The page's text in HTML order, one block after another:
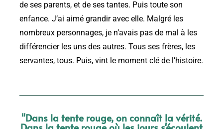
de ses parents, et de ses tantes. Puis toute son
enfance. J’ai aimé grandir avec elle. Malgré les
nombreux personnages, je n’avais pas de mal à les
différencier les uns des autres. Tous ses frères, les
servantes, tous. Puis, vint le moment clé de l’histoire.
"Dans la tente rouge, on connaît la vérité.